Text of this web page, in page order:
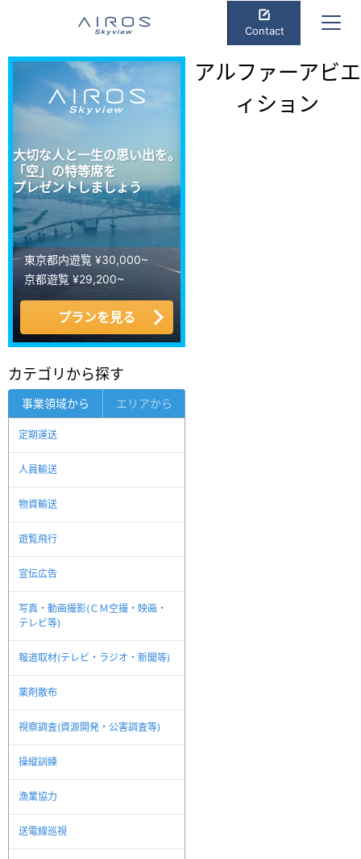
Contact
大切な人と一生の思い出を。
「空」の特等席を
プレゼントしましょう
東京都内遊覧 ¥30,000~
京都遊覧 ¥29,200~
プランを見る
カテゴリから探す
事業領域から エリアから
定期運送
人員輸送
物資輸送
遊覧飛行
宣伝広告
写真・動画撮影(ＣＭ空撮・映画・
テレビ等)
報道取材(テレビ・ラジオ・新聞等)
薬剤散布
視察調査(資源開発・公害調査等)
操縦訓練
漁業協力
送電線巡視
アルファーアビエ
ィション